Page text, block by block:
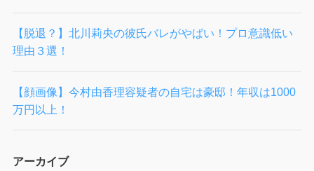
【脱退？】北川莉央の彼氏バレがやばい！プロ意識低い
理由３選！
【顔画像】今村由香理容疑者の自宅は豪邸！年収は1000
万円以上！
アーカイブ